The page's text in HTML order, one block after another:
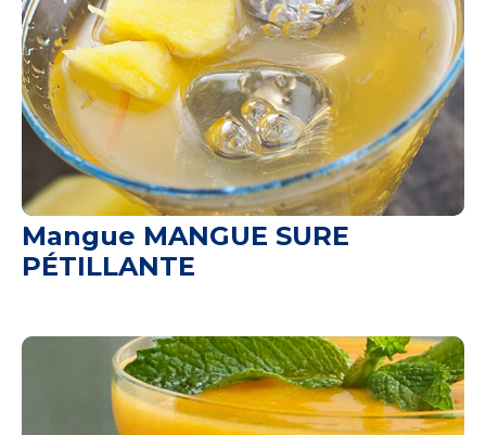
Mangue MANGUE SURE
PÉTILLANTE